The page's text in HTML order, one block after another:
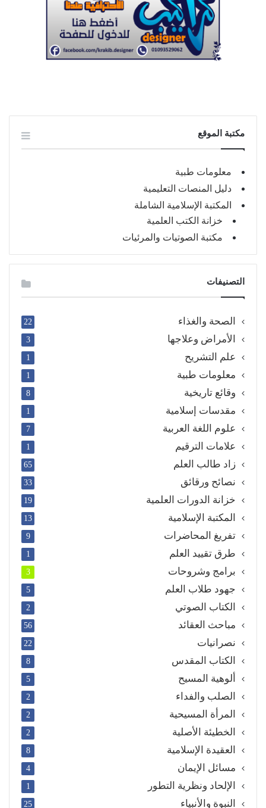
مكتبة الموقع
معلومات طبية
دليل المنصات التعليمية
المكتبة الإسلامية الشاملة
خزانة الكتب العلمية
مكتبة الصوتيات والمرئيات
التصنيفات
الصحة والغذاء 22
الأمراض وعلاجها 3
علم التشريح 1
معلومات طبية 1
وقائع تاريخية 8
مقدسات إسلامية 1
علوم اللغة العربية 7
علامات الترقيم 1
زاد طالب العلم 65
نصائح ورقائق 33
خزانة الدورات العلمية 19
المكتبة الإسلامية 13
تفريغ المحاضرات 9
طرق تقييد العلم 1
برامج وشروحات 3
جهود طلاب العلم 5
الكتاب الصوتي 2
مباحث العقائد 56
نصرانيات 22
الكتاب المقدس 8
ألوهية المسيح 5
الصلب والفداء 2
المرأة المسيحية 2
الخطيئة الأصلية 2
العقيدة الإسلامية 8
مسائل الإيمان 4
الإلحاد ونظرية التطور 1
النبوة والأنبياء 25